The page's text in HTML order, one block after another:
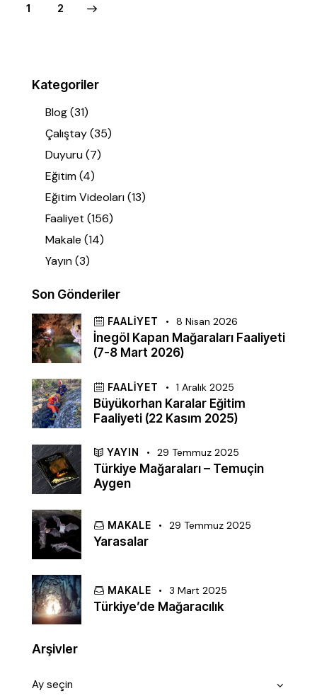
1 2
Kategoriler
Blog(31)
Çalıştay(35)
Duyuru(7)
Eğitim(4)
Eğitim Videoları(13)
Faaliyet (156)
Makale (14)
Yayın(3)
Son Gönderiler
FAALIYET 8 Nisan 2026
İnegöl Kapan Mağaraları Faaliyeti
(7-8 Mart 2026)
FAALIYET 1 Aralık 2025
Büyükorhan Karalar Eğitim
Faaliyeti (22 Kasım 2025)
YAYIN 29 Temmuz 2025
Türkiye Mağaraları – Temuçin
Aygen
MAKALE 29 Temmuz 2025
Yarasalar
MAKALE 3 Mart 2025
Türkiye’de Mağaracılık
Arşivler